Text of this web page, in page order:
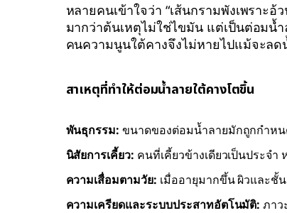
หลายคนเข้าใจว่า “เส้นกรามพังเพราะ
มากว่าต้นเหตุไม่ใช่ไขมัน แต่เป็นต่อมน้
คนความนูนใต้คางจึงไม่หายไปแม้จะล
สาเหตุที่ทำให้ต่อมน้ำลายใต้คางโตขึ้น
พันธุกรรม: ขนาดของต่อมน้ำลายมักถูกกำห
นิสัยการเคี้ยว: คนที่เคี้ยวข้างเดียวเป็นประจ
ความเสื่อมตามวัย: เมื่ออายุมากขึ้น ผิวและชั้
ความเครียดและระบบประสาทอัตโนมัติ: ภาว